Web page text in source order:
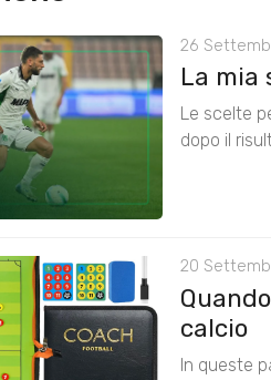
26
La mia
Le scelte
dopo il
20
calcio
In queste